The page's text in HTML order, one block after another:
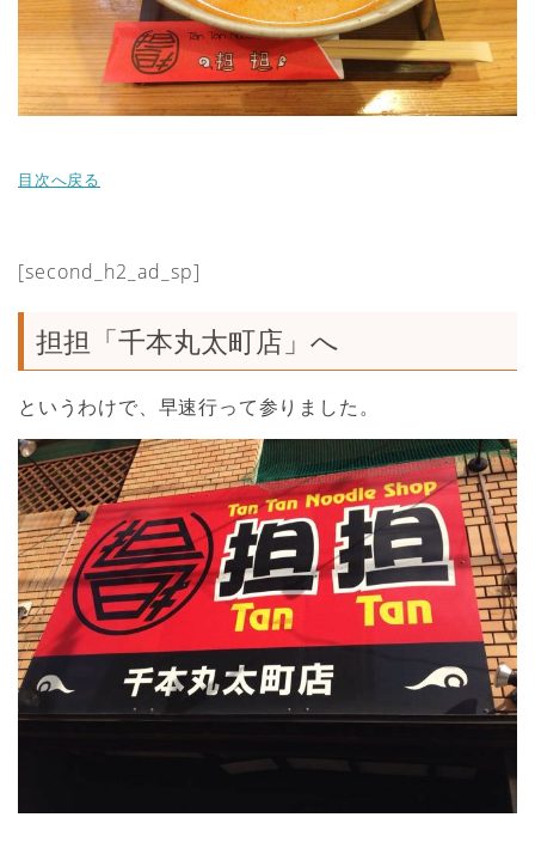
目次へ戻る
[second_h2_ad_sp]
担担「千本丸太町店」へ
というわけで、早速行って参りました。